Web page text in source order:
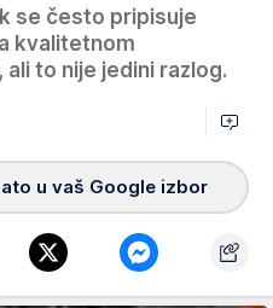
se često pripisuje
kvalitetnom
to nije jedini razlog.
u vaš Google izbor